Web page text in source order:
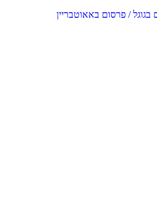
/ פרסום באאוטבריין